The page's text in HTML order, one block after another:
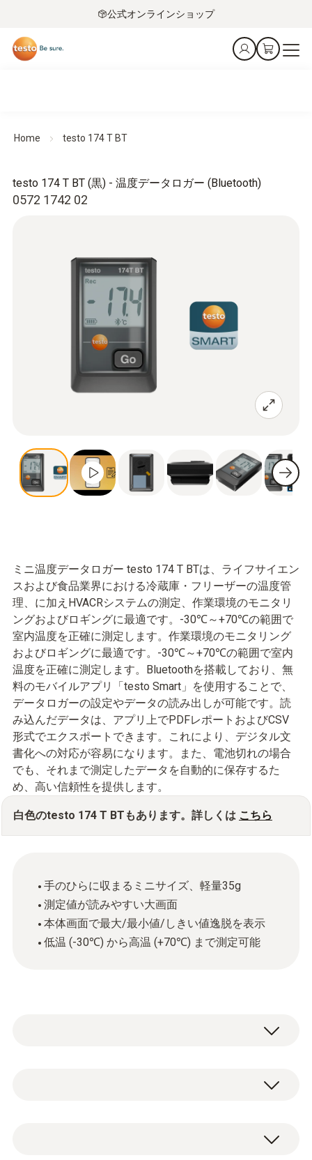
公式オンラインショップ
Home testo 174 T BT
0572 1742 02
testo 174 T BT (黒) - 温度データロガー (Bluetooth)
ミニ温度データロガー testo 174 T BTは、ライフサイエン
スおよび食品業界における冷蔵庫・フリーザーの温度管
理、に加えHVACRシステムの測定、作業環境のモニタリ
ングおよびロギングに最適です。-30℃～+70℃の範囲で
室内温度を正確に測定します。作業環境のモニタリング
およびロギングに最適です。-30℃～+70℃の範囲で室内
温度を正確に測定します。Bluetoothを搭載しており、無
料のモバイルアプリ「testo Smart」を使用することで、
データロガーの設定やデータの読み出しが可能です。読
み込んだデータは、アプリ上でPDFレポートおよびCSV
形式でエクスポートできます。これにより、デジタル文
書化への対応が容易になります。また、電池切れの場合
でも、それまで測定したデータを自動的に保存するた
め、高い信頼性を提供します。
白色のtesto 174 T BTもあります。詳しくは こちら
手のひらに収まるミニサイズ、軽量35g
測定値が読みやすい大画面
本体画面で最大/最小値/しきい値逸脱を表示
低温 (-30℃) から高温 (+70℃) まで測定可能
ミニ温度データロガー testo 174 T BTは、ラ
ステムの測定、作業環境のモニタリングおよ